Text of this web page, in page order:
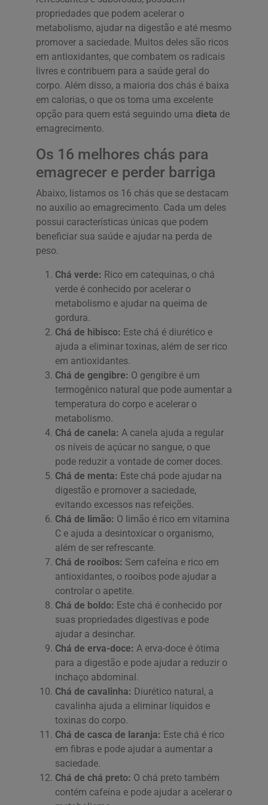
propriedades que podem acelerar o
metabolismo, ajudar na digestão e até mesmo
promover a saciedade. Muitos deles são ricos
em antioxidantes, que combatem os radicais
livres e contribuem para a saúde geral do
corpo. Além disso, a maioria dos chás é baixa
em calorias, o que os torna uma excelente
opção para quem está seguindo uma dieta de
emagrecimento.
Os 16 melhores chás para
emagrecer e perder barriga
Abaixo, listamos os 16 chás que se destacam
no auxílio ao emagrecimento. Cada um deles
possui características únicas que podem
beneficiar sua saúde e ajudar na perda de
peso.
Chá verde: Rico em catequinas, o chá
verde é conhecido por acelerar o
metabolismo e ajudar na queima de
gordura.
Chá de hibisco: Este chá é diurético e
ajuda a eliminar toxinas, além de ser rico
em antioxidantes.
Chá de gengibre: O gengibre é um
termogênico natural que pode aumentar a
temperatura do corpo e acelerar o
metabolismo.
Chá de canela: A canela ajuda a regular
os níveis de açúcar no sangue, o que
pode reduzir a vontade de comer doces.
Chá de menta: Este chá pode ajudar na
digestão e promover a saciedade,
evitando excessos nas refeições.
Chá de limão: O limão é rico em vitamina
C e ajuda a desintoxicar o organismo,
além de ser refrescante.
Chá de rooibos: Sem cafeína e rico em
antioxidantes, o rooibos pode ajudar a
controlar o apetite.
Chá de boldo: Este chá é conhecido por
suas propriedades digestivas e pode
ajudar a desinchar.
Chá de erva-doce: A erva-doce é ótima
para a digestão e pode ajudar a reduzir o
inchaço abdominal.
Chá de cavalinha: Diurético natural, a
cavalinha ajuda a eliminar líquidos e
toxinas do corpo.
Chá de casca de laranja: Este chá é rico
em fibras e pode ajudar a aumentar a
saciedade.
Chá de chá preto: O chá preto também
contém cafeína e pode ajudar a acelerar o